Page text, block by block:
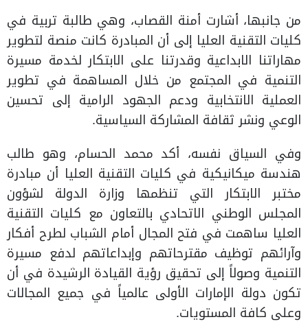
من جانبها، أشارت أمنة القصاب، وهي طالبة تربية في
كليات التقنية العليا إلى أن المبادرة كانت منصة لتطوير
مهاراتنا الابداعية وقدرتنا على الابتكار لخدمة مسيرة
التنمية في المجتمع من خلال المساهمة في تطوير
العملية الانتخابية ودعم الجهود الرامية إلى تحسين
الوعي ونشر ثقافة المشاركة السياسية.
وفي السياق نفسه، أكد محمد الحسام، وهو طالب
هندسة ميكانيكية في كليات التقنية العليا أن مبادرة
مختبر الابتكار التي تنظمها وزارة الدولة لشؤون
المجلس الوطني الاتحادي بالتعاون مع كليات التقنية
العليا ساهمت في فتح المجال أمام الشباب لطرح أفكار
وآرائهم توظيف مقترحاتهم وإبداعاتهم لدفع مسيرة
التنمية وصولاً إلى تحقيق رؤية القيادة الرشيدة في أن
تكون دولة الإمارات الأولى عالمياً في جميع المجالات
وعلى كافة المستويات.